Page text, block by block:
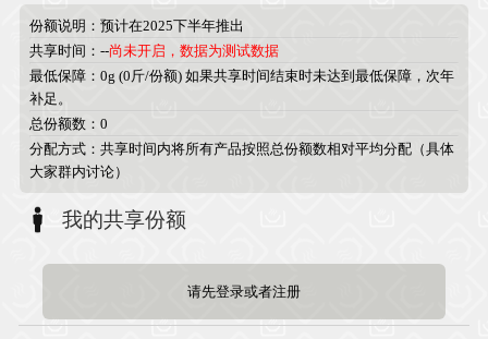
份额说明：预计在2025下半年推出
共享时间：--尚未开启，数据为测试数据
最低保障：0g (0斤/份额) 如果共享时间结束时未达到最低保障，次年
补足。
总份额数：0
分配方式：共享时间内将所有产品按照总份额数相对平均分配（具体
大家群内讨论）
我的共享份额
请先登录或者注册